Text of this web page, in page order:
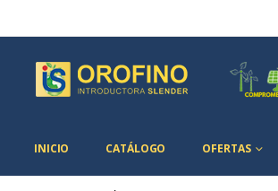
INICIO CATÁLOGO OFERTAS